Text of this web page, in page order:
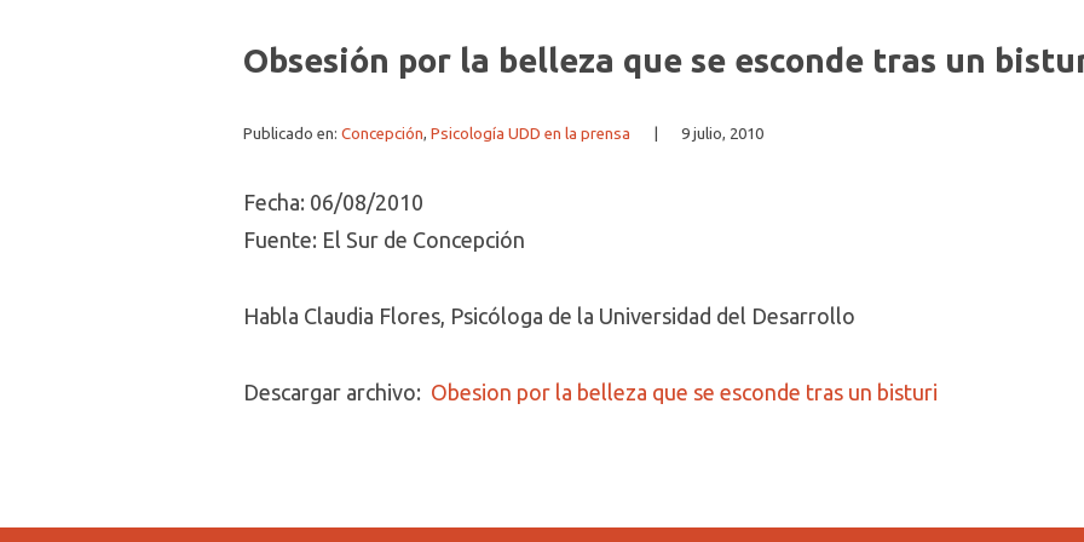
Obsesión por la belleza que se esconde tras un
Publicado en: Concepción, Psicología UDD en la prensa 9 julio, 2010
Fecha: 06/08/2010
Fuente: El Sur de Concepción
Habla Claudia Flores, Psicóloga de la Universidad del Desarrollo
Descargar archivo: Obesion por la belleza que se esconde tras un bisturi